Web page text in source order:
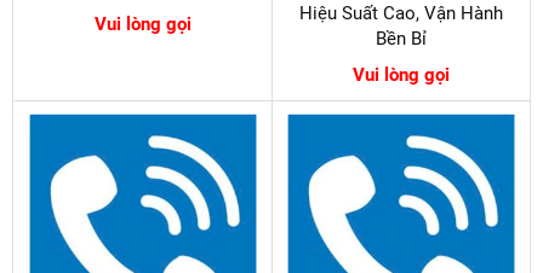
Vui lòng gọi
Hiệu Suất Cao, Vận Hành
Bền Bỉ
Vui lòng gọi